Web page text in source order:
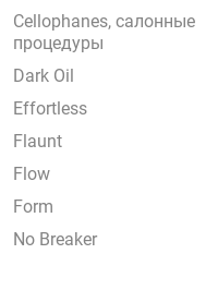
Cellophanes, салонные
процедуры
Dark Oil
Effortless
Flaunt
Flow
Form
No Breaker